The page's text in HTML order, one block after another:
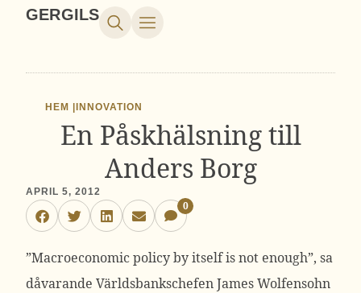
GERGILS
HEM | INNOVATION
En Påskhälsning till
Anders Borg
APRIL 5, 2012
0
”Macroeconomic policy by itself is not enough”, sa
dåvarande Världsbankschefen James Wolfensohn